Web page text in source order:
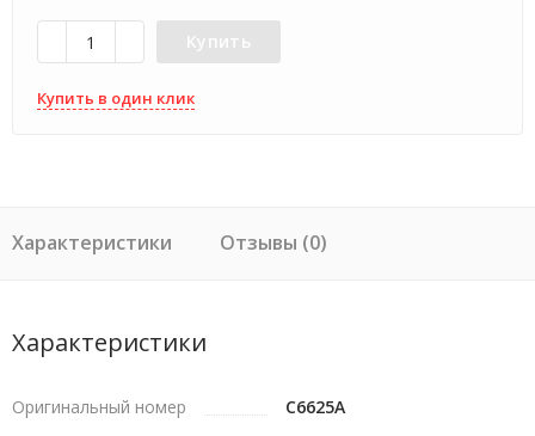
Купить
Купить в один клик
Характеристики Отзывы (0)
Характеристики
Оригинальный номер C6625A